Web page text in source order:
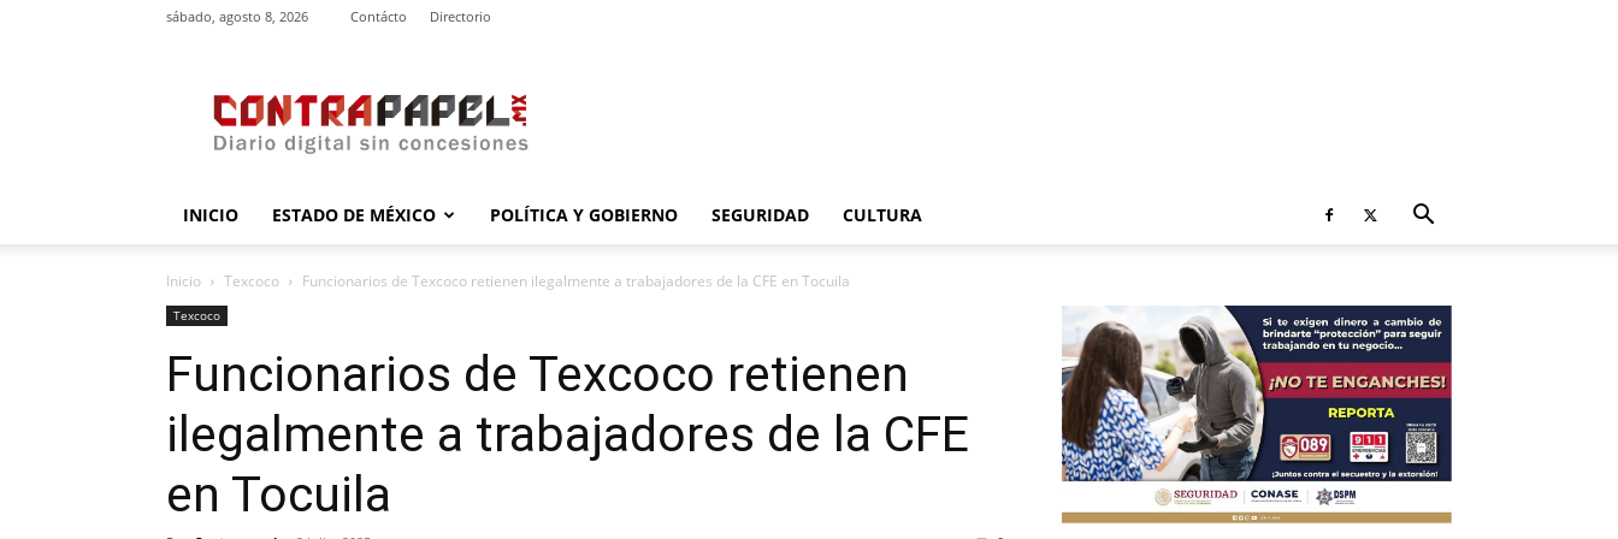
sábado, agosto 8, 2026 Contácto Directorio
INICIO ESTADO DE MÉXICO POLÍTICA Y GOBIERNO SEGURIDAD CULTURA
Inicio Texcoco Funcionarios de Texcoco retienen ilegalmente a trabajadores de la CFE en Tocuila
Texcoco
Funcionarios de Texcoco retienen
ilegalmente a trabajadores de la CFE
en Tocuila